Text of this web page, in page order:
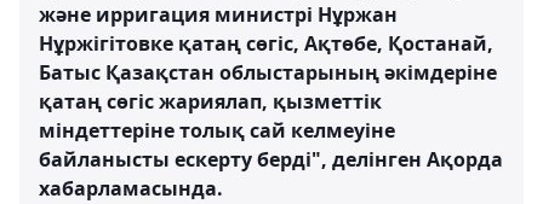
және ирригация министрі Нұржан
Нұржігітовке қатаң сөгіс, Ақтөбе, Қостанай,
Батыс Қазақстан облыстарының әкімдеріне
қатаң сөгіс жариялап, қызметтік
міндеттеріне толық сай келмеуіне
байланысты ескерту берді", делінген Ақорда
хабарламасында.